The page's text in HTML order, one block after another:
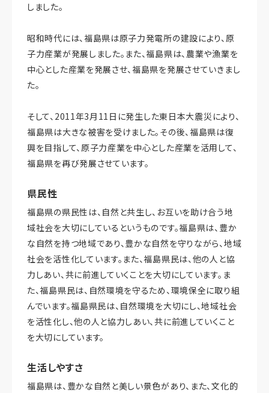
しました。
昭和時代には、福島県は原子力発電所の建設により、原
子力産業が発展しました。また、福島県は、農業や漁業を
中心とした産業を発展させ、福島県を発展させていきまし
た。
そして、2011年3月11日に発生した東日本大震災により、
福島県は大きな被害を受けました。その後、福島県は復
興を目指して、原子力産業を中心とした産業を活用して、
福島県を再び発展させています。
県民性
福島県の県民性は、自然と共生し、お互いを助け合う地
域社会を大切にしているというものです。福島県は、豊か
な自然を持つ地域であり、豊かな自然を守りながら、地域
社会を活性化しています。また、福島県民は、他の人と協
力しあい、共に前進していくことを大切にしています。ま
た、福島県民は、自然環境を守るため、環境保全に取り組
んでいます。福島県民は、自然環境を大切にし、地域社会
を活性化し、他の人と協力しあい、共に前進していくこと
を大切にしています。
生活しやすさ
福島県は、豊かな自然と美しい景色があり、また、文化的